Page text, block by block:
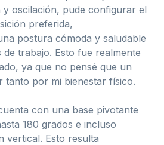
oscilación, pude configurar el
preferida,
postura cómoda y saludable
trabajo. Esto fue realmente
ya que no pensé que un
tanto por mi bienestar físico.
con una base pivotante
180 grados e incluso
vertical. Esto resulta